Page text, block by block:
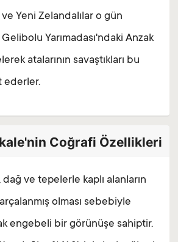
Yeni Zelandalılar o gün
Yarımadası'ndaki Anzak
atalarının savaştıkları bu
ederler.
Coğrafi Özellikleri
ve tepelerle kaplı alanların
olması sebebiyle
engebeli bir görünüşe sahiptir.